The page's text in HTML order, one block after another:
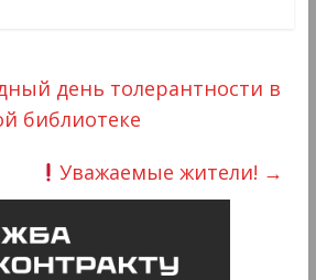
день толерантности в
библиотеке
Уважаемые жители! →